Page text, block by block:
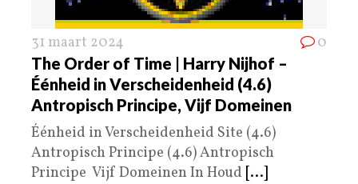
31 maart 2024 0
The Order of Time | Harry Nijhof –
Éénheid in Verscheidenheid (4.6)
Antropisch Principe, Vijf Domeinen
Éénheid in Verscheidenheid Site (4.6)
Antropisch Principe (4.6) Antropisch
Principe Vijf Domeinen In Houd [...]